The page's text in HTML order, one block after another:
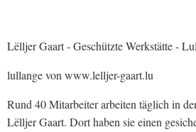
Lëlljer Gaart - Geschützte Werkstätte -
lullange von www.lelljer-gaart.lu
Rund 40 Mitarbeiter arbeiten täglich in
Lëlljer Gaart. Dort haben sie einen